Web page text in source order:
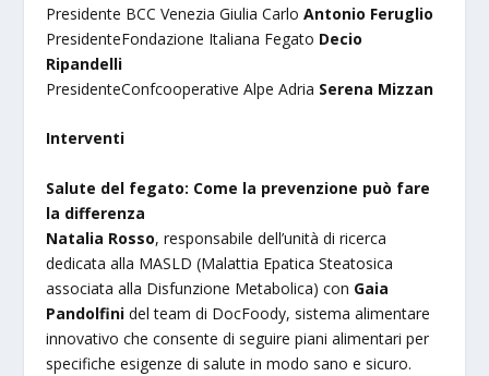
Presidente BCC Venezia Giulia CarloAntonio Feruglio
PresidenteFondazione Italiana Fegato Decio
Ripandelli
PresidenteConfcooperative Alpe Adria Serena Mizzan
Interventi
Salute del fegato: Come la prevenzione può fare
la differenza
Natalia Rosso, responsabile dell’unità di ricerca
dedicata alla MASLD (Malattia Epatica Steatosica
associata alla Disfunzione Metabolica) con Gaia
Pandolfinidel team di DocFoody, sistema alimentare
innovativo che consente di seguire piani alimentari per
specifiche esigenze di salute in modo sano e sicuro.